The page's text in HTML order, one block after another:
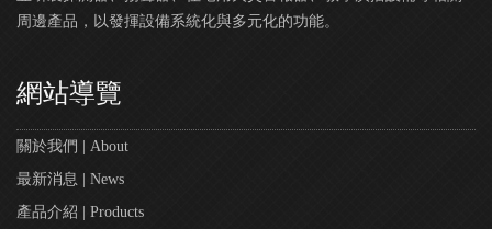
周邊產品，以發揮設備系統化與多元化的功能。
網站導覽
關於我們 | About
最新消息 | News
產品介紹 | Products